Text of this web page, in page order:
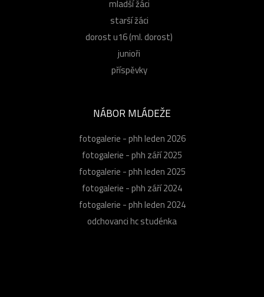
mladší žáci
starší žáci
dorost u16 (ml. dorost)
junioři
příspěvky
NÁBOR MLÁDEŽE
fotogalerie - phh leden 2026
fotogalerie - phh září 2025
fotogalerie - phh leden 2025
fotogalerie - phh září 2024
fotogalerie - phh leden 2024
odchovanci hc studénka